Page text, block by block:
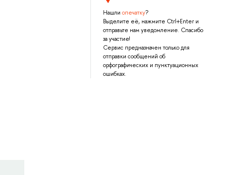
Нашли опечатку?
Выделите её, нажмите Ctrl+Enter и
отправьте нам уведомление. Спасибо
за участие!
Сервис предназначен только для
отправки сообщений об
орфографических и пунктуационных
ошибках.